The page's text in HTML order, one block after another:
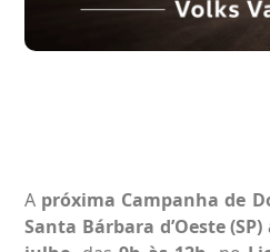
A próxima Campanha de
Santa Bárbara d’Oeste(SP)